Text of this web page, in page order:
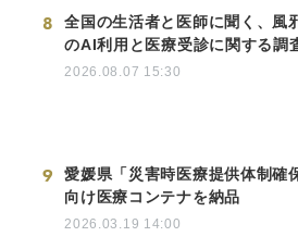
8
全国の生活者と医師に聞く、風
のAI利用と医療受診に関する調
2026.08.07 15:30
9
愛媛県「災害時医療提供体制確
向け医療コンテナを納品
2026.03.19 14:00